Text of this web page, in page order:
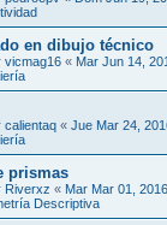
en dibujo técnico
vicmag16 « Mar Jun 14,
calientaq « Jue Mar 24,
prismas
Riverxz « Mar Mar 01,
Descriptiva